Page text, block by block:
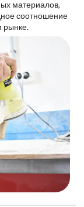
материалов,
соотношение
рынке.